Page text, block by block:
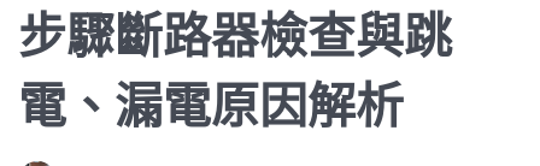
步驟斷路器檢查與跳
電、漏電原因解析